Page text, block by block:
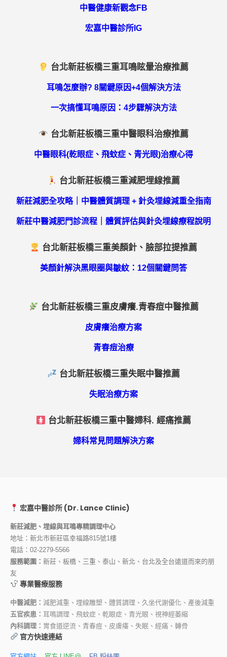
中醫健康新觀念FB
宏嘉中醫診所IG
台北新莊板橋三重耳鳴眩暈治療推薦
耳鳴怎麼辦? 8關鍵原因+4個解決方法
一次搞懂耳鳴原因：4步驟解決方法
台北新莊板橋三重中醫眼科治療推薦
中醫眼科(乾眼症、飛蚊症、青光眼)治療心得
台北新莊板橋三重減肥埋線推薦
新莊減肥全攻略｜中醫體質調理 + 針灸埋線減重全指南
新莊中醫減肥門診流程｜體質評估與針灸埋線療程說明
台北新莊板橋三重美顏針、臉部拉提推薦
美顏針解決黑眼圈與皺紋：12個關鍵問答
台北新莊板橋三重皮膚癢.青春痘中醫推薦
皮膚癢治療方案
青春痘治療
台北新莊板橋三重失眠中醫推薦
失眠治療方案
台北新莊板橋三重中醫婦科. 經痛推薦
婦科常見問題解決方案
宏嘉中醫診所 (Dr. Lance Clinic)
新莊減肥、埋線與耳鳴專精調理中心
地址：新北市新莊區幸福路815號1樓
電話： 02-2279-5566
服務範圍： 新莊、板橋、三重、泰山、新北、台北及全台遠道而來的朋
友
專業醫療服務
中醫減肥： 減肥減重、埋線雕塑、體質調理、久坐代謝優化、產後減重
五官疾患： 耳鳴調理、飛蚊症、乾眼症、青光眼、視神經萎縮
內科調理： 胃食道逆流、青春痘、皮膚癢、失眠、經痛、轉骨
官方快速連結